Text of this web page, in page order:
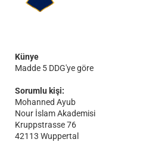
Künye
Madde 5 DDG'ye göre
Sorumlu kişi:
Mohanned Ayub
Nour İslam Akademisi
Kruppstrasse 76
42113 Wuppertal